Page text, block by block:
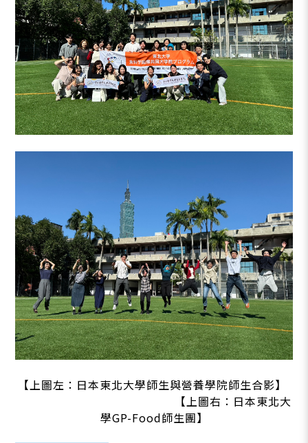
【上圖左：日本東北大學師生與營養學院師生合影】
【上圖右：日本東北大
學GP-Food師生團】